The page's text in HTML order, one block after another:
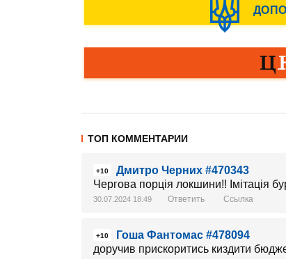
ТОП КОММЕНТАРИИ
+10
Дмитро Черних #470343
Чергова порція локшини!! Імітація
30.07.2024 18:49 Ответить Ссылка
+10
Гоша Фантомас #478094
доручив прискоритись киздити